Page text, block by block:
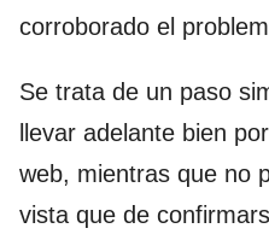
corroborado el
Se trata de un paso
llevar adelante bien
web, mientras que no
vista que de